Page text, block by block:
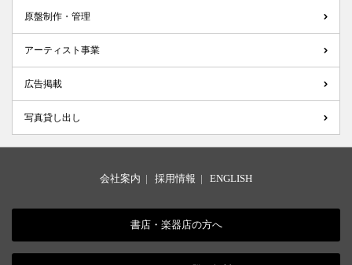
原盤制作・管理
アーティスト事業
広告掲載
写真貸し出し
会社案内 | 採用情報 | ENGLISH
書店・楽器店の方へ